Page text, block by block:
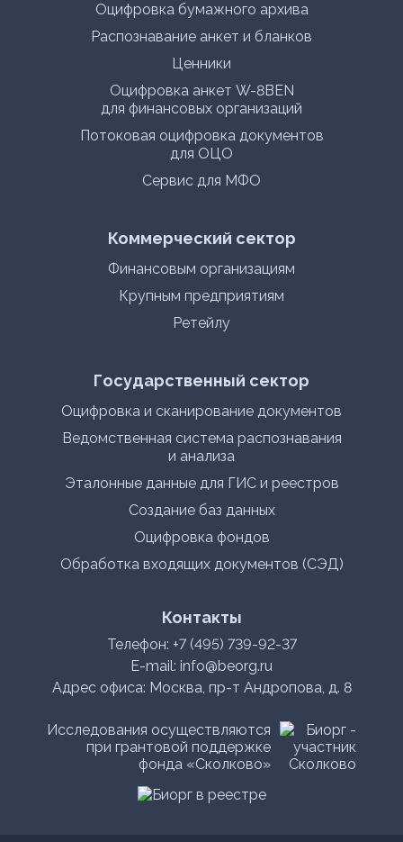
Оцифровка бумажного архива
Распознавание анкет и бланков
Ценники
Оцифровка анкет W-8BEN
для финансовых организаций
Потоковая оцифровка документов
для ОЦО
Сервис для МФО
Коммерческий сектор
Финансовым организациям
Крупным предприятиям
Ретейлу
Государственный сектор
Оцифровка и сканирование документов
Ведомственная система распознавания
и анализа
Эталонные данные для ГИС и реестров
Создание баз данных
Оцифровка фондов
Обработка входящих документов (СЭД)
Контакты
Телефон: +7 (495) 739-92-37
E-mail: info@beorg.ru
Адрес офиса: Москва, пр-т Андропова, д. 8
Исследования осуществляются
при грантовой поддержке
фонда «Сколково»